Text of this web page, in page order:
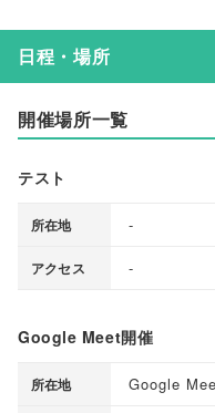
日程・場所
開催場所一覧
テスト
所在地 -
アクセス -
Google Meet開催
所在地 Google